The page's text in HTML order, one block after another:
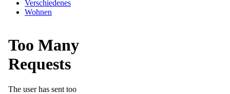
Verschiedenes
Wohnen